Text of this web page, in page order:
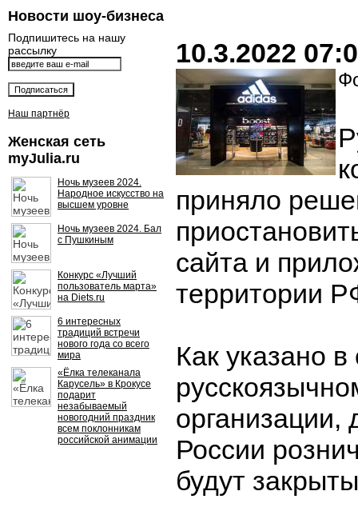
Новости шоу-бизнеса
Подпишитесь на нашу
рассылку
Наш партнёр
Женская сеть
myJulia.ru
Ночь музеев 2024.
Народное искусство на
высшем уровне
Ночь музеев 2024. Бал
с Пушкиным
Конкурс «Лучший
пользователь марта»
на Diets.ru
6 интересных
традиций встречи
нового года со всего
мира
«Ёлка телеканала
Карусель» в Крокусе
подарит
незабываемый
новогодний праздник
всем поклонникам
российской анимации
10.3.2022
приняло
сайта и
территории
Как указано
России
будут